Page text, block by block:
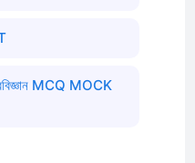
MCQ MOCK